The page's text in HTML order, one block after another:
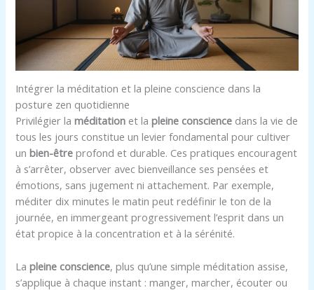
Intégrer la méditation et la pleine conscience dans la
posture zen quotidienne
Privilégier laméditation et lapleine conscience dans la vie de
tous les jours constitue un levier fondamental pour cultiver
unbien-être profond et durable. Ces pratiques encouragent
à s’arrêter, observer avec bienveillance ses pensées et
émotions, sans jugement ni attachement. Par exemple,
méditer dix minutes le matin peut redéfinir le ton de la
journée, en immergeant progressivement l’esprit dans un
état propice à la concentration et à la sérénité.
Lapleine conscience, plus qu’une simple méditation assise,
s’applique à chaque instant : manger, marcher, écouter ou